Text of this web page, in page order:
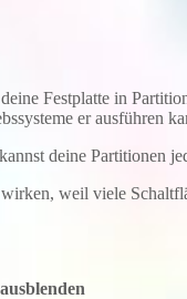
Festplatte in
er ausführen
deine Partitionen
weil viele